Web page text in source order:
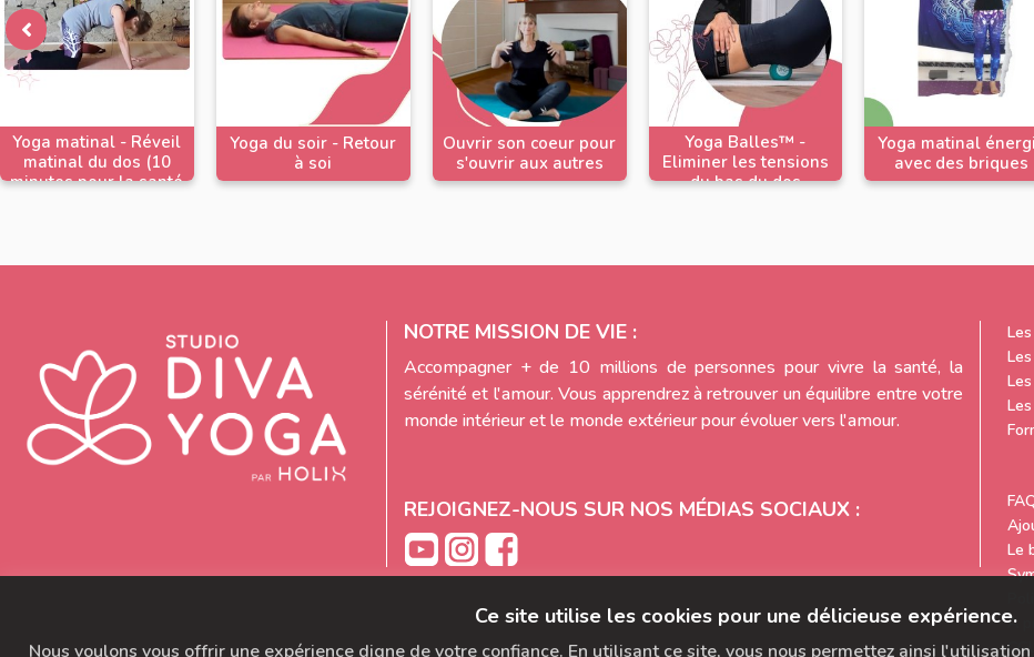
Yoga matinal - Réveil
matinal du dos (10
minutes pour la santé
Yoga du soir - Retour
à soi
Ouvrir son coeur pour
s'ouvrir aux autres
Yoga Balles™️ -
Eliminer les tensions
du bas du dos
Yoga matinal
avec des briques
NOTRE MISSION DE VIE :
Accompagner + de 10 millions de personnes pour vivre la santé, la
sérénité et l'amour. Vous apprendrez à retrouver un équilibre entre votre
monde intérieur et le monde extérieur pour évoluer vers l'amour.
REJOIGNEZ-NOUS SUR NOS MÉDIAS SOCIAUX :
Le
A
Ce site utilise les cookies pour une délicieuse expérience.
Nous voulons vous offrir une expérience digne de votre confiance. En utilisant ce site, vous nous permettez ainsi